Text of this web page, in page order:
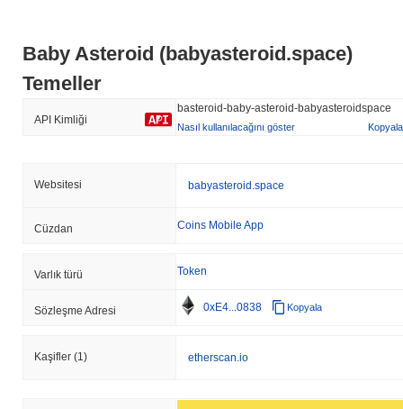
Baby Asteroid (babyasteroid.space)
Temeller
API Kimliği
basteroid-baby-asteroid-babyasteroidspace
Kopyala
Nasıl kullanılacağını göster
Websitesi babyasteroid.space
Cüzdan Coins Mobile App
Varlık türü Token
Sözleşme Adresi 0xE4...0838 Kopyala
Kaşifler (1) etherscan.io